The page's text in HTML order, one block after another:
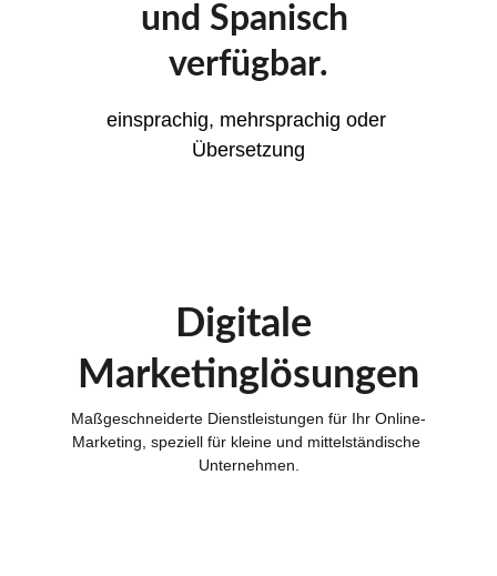
und Spanisch
verfügbar.
einsprachig, mehrsprachig oder
Übersetzung
Digitale
Marketinglösungen
Maßgeschneiderte Dienstleistungen für Ihr Online-
Marketing, speziell für kleine und mittelständische
Unternehmen.